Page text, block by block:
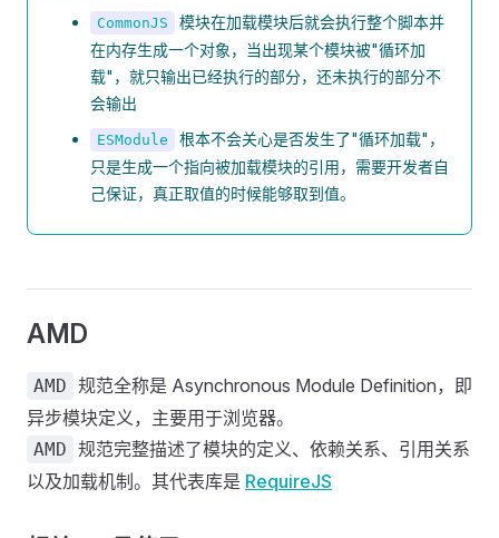
CommonJS
模块在加载模块后就会执行整个脚本并
在内存生成一个对象，当出现某个模块被"循环加
载"，就只输出已经执行的部分，还未执行的部分不
会输出
ESModule
根本不会关心是否发生了"循环加载"，
只是生成一个指向被加载模块的引用，需要开发者自
己保证，真正取值的时候能够取到值。
AMD
AMD 规范全称是 Asynchronous Module Definition，即
异步模块定义，主要用于浏览器。
AMD 规范完整描述了模块的定义、依赖关系、引用关系
以及加载机制。其代表库是 RequireJS